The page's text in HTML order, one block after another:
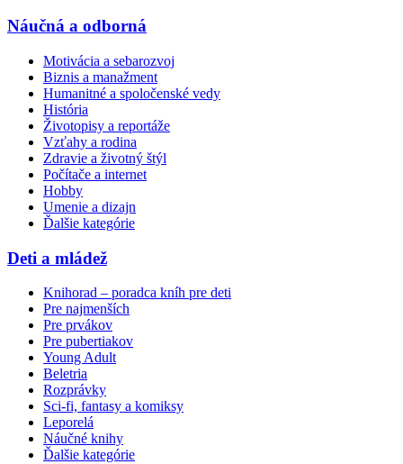
Náučná a odborná
Motivácia a sebarozvoj
Biznis a manažment
Humanitné a spoločenské vedy
História
Životopisy a reportáže
Vzťahy a rodina
Zdravie a životný štýl
Počítače a internet
Hobby
Umenie a dizajn
Ďalšie kategórie
Deti a mládež
Knihorad – poradca kníh pre deti
Pre najmenších
Pre prvákov
Pre pubertiakov
Young Adult
Beletria
Rozprávky
Sci-fi, fantasy a komiksy
Leporelá
Náučné knihy
Ďalšie kategórie